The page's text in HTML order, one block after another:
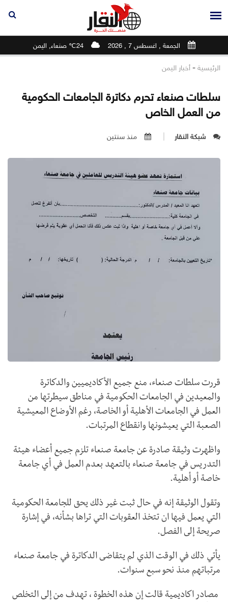
الجمعة , اغسطس 7 , 2026 24℃ صنعاء, اليمن
الرئيسية - أخبار اليمن
سلطات صنعاء تحرم دكاترة الجامعات الحكومية
من العمل الخاص
شبكة النقار منذ سنتين
قررت سلطات صنعاء، منع جميع الأكاديميين والدكاترة
والمعيدين في الجامعات الحكومية في مناطق سيطرتها من
العمل في الجامعات الأهلية أو الخاصة، رغم الأوضاع المعيشية
الصعبة التي يعيشونها وانقطاع المرتبات.
واظهرت وثيقة صادرة عن جامعة صنعاء تلزم جميع أعضاء هيئة
التدريس في جامعة صنعاء بالتعهد بعدم العمل في أي جامعة
خاصة أو أهلية.
وتقول الوثيقة إنه في حال ثبت غير ذلك يحق للجامعة الحكومية
التي يعمل فيها ان تتخذ العقوبات التي تراها بشأنه، في إشارة
صريحة إلى الفصل.
يأتي ذلك في الوقت الذي لم يتقاضى الدكاترة في جامعة صنعاء
مرتباتهم منذ نحو سبع سنوات.
مصادر اكاديمية قالت إن هذه الخطوة ، تهدف من إلى التخلص